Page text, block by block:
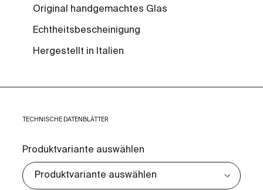
Original handgemachtes Glas
Echtheitsbescheinigung
Hergestellt in Italien
TECHNISCHE DATENBLÄTTER
Produktvariante auswählen